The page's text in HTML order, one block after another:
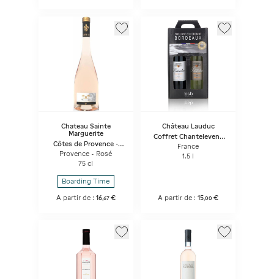
Chateau Sainte
Marguerite
Côtes de Provence -
Synphony
Provence - Rosé
75 cl
Boarding Time
A partir de : 16, 67 €
Château Lauduc
Coffret Chantelevent
Bordeaux Rouge +
Blanc
France
1.5 l
A partir de :15 ,00 €